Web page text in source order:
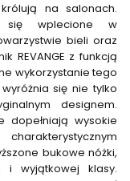
na salonach.
się wplecione w
bieli oraz
REVANGE z funkcją
wykorzystanie tego
się nie tylko
designem.
dopełniają wysokie
bukowe nóżki,
i wyjątkowej klasy.